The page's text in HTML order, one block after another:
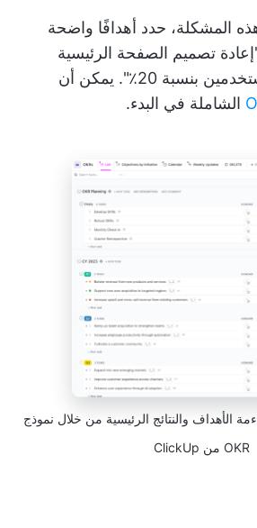
المشكلة، حدد أهدافًا واضحة
"إعادة تصميم الصفحة الرئيسية
لتحسين تفاعل المستخدمين بنسبة 20٪". يمكن أن
الشاملة في البدء.
الأهداف والنتائج الرئيسية من خلال نموذج
OKR من ClickUp